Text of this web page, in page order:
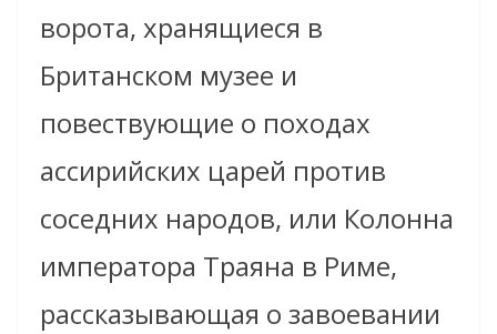
ворота, хранящиеся в
Британском музее и
повествующие о походах
ассирийских царей против
соседних народов, или Колонна
императора Траяна в Риме,
рассказывающая о завоевании